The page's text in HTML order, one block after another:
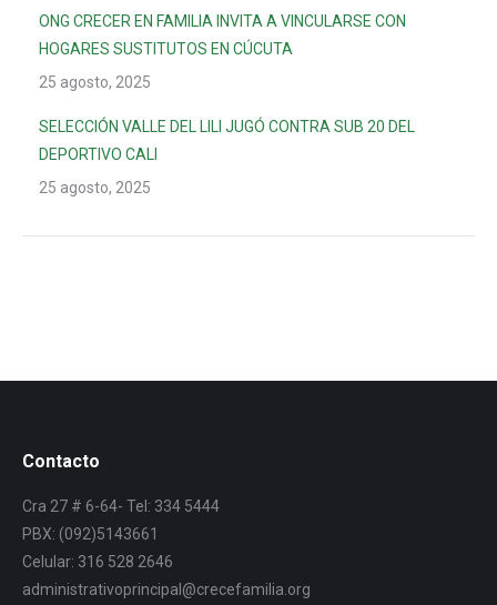
ONG CRECER EN FAMILIA INVITA A VINCULARSE CON
HOGARES SUSTITUTOS EN CÚCUTA
25 agosto, 2025
SELECCIÓN VALLE DEL LILI JUGÓ CONTRA SUB 20 DEL
DEPORTIVO CALI
25 agosto, 2025
Contacto
Cra 27 # 6-64- Tel: 334 5444
PBX: (092)5143661
Celular: 316 528 2646
administrativoprincipal@crecefamilia.org